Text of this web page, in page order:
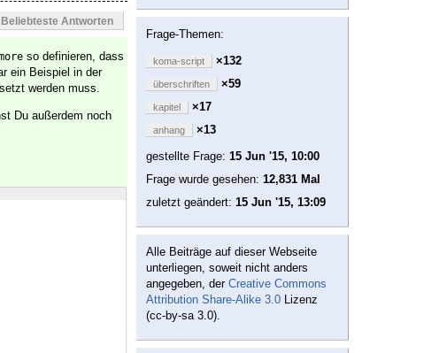
Beliebteste Antworten
so definieren, dass
ein Beispiel in der
werden muss.
Du außerdem noch
Frage-Themen:
koma-script ×132
überschriften ×59
kapitel ×17
anhang
×13
gestellte Frage: 15 Jun '15, 10:00
Frage wurde gesehen: 12,831 Mal
zuletzt geändert: 15 Jun '15, 13:09
Alle Beiträge auf dieser Webseite
unterliegen, soweit nicht anders
angegeben, der Creative Commons
Attribution Share-Alike 3.0 Lizenz
(cc-by-sa 3.0).